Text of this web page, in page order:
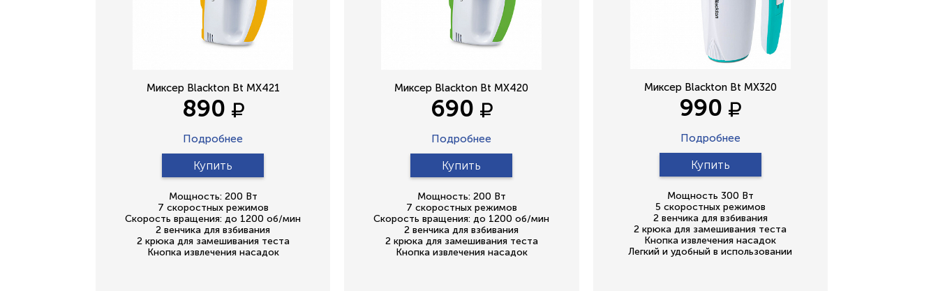
Миксер Blackton Bt MX421
890
Подробнее
Купить
Мощность: 200 Вт
7 скоростных режимов
Скорость вращения: до 1200 об/мин
2 венчика для взбивания
2 крюка для замешивания теста
Кнопка извлечения насадок
Миксер Blackton Bt MX420
690
Подробнее
Купить
Мощность: 200 Вт
7 скоростных режимов
Скорость вращения: до 1200 об/мин
2 венчика для взбивания
2 крюка для замешивания теста
Кнопка извлечения насадок
Миксер Blackton Bt MX320
990
Подробнее
Купить
Мощность 300 Вт
5 скоростных режимов
2 венчика для взбивания
2 крюка для замешивания теста
Кнопка извлечения насадок
Легкий и удобный в использовании